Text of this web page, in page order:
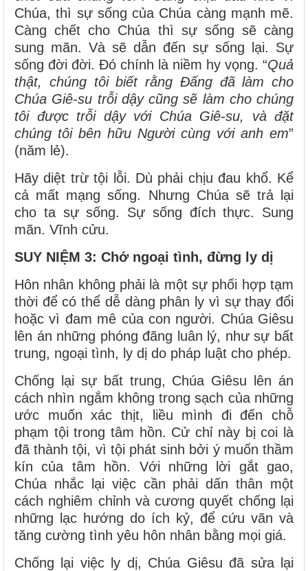
Chúa, thì sự sống của Chúa càng mạnh mẽ.
Càng chết cho Chúa thì sự sống sẽ càng
sung mãn. Và sẽ dẫn đến sự sống lại. Sự
sống đời đời. Đó chính là niềm hy vọng. “Quả
thật, chúng tôi biết rằng Đấng đã làm cho
Chúa Giê-su trỗi dậy cũng sẽ làm cho chúng
tôi được trỗi dậy với Chúa Giê-su, và đặt
chúng tôi bên hữu Người cùng với anh em”
(năm lẻ).
Hãy diệt trừ tội lỗi. Dù phải chịu đau khổ. Kể
cả mất mạng sống. Nhưng Chúa sẽ trả lại
cho ta sự sống. Sự sống đích thực. Sung
mãn. Vĩnh cửu.
SUY NIỆM 3: Chớ ngoại tình, đừng ly dị
Hôn nhân không phải là một sự phối hợp tạm
thời để có thể dễ dàng phân ly vì sự thay đổi
hoặc vì đam mê của con người. Chúa Giêsu
lên án những phóng đãng luân lý, như sự bất
trung, ngoại tình, ly dị do pháp luật cho phép.
Chống lại sự bất trung, Chúa Giêsu lên án
cách nhìn ngắm không trong sạch của những
ước muốn xác thịt, liều mình đi đến chỗ
phạm tội trong tâm hồn. Cử chỉ này bị coi là
đã thành tội, vì tội phát sinh bởi ý muốn thầm
kín của tâm hồn. Với những lời gắt gao,
Chúa nhắc lại việc cần phải dấn thân một
cách nghiêm chỉnh và cương quyết chống lại
những lạc hướng do ích kỷ, để cứu vãn và
tăng cường tình yêu hôn nhân bằng mọi giá.
Chống lại việc ly dị, Chúa Giêsu đã sửa lại